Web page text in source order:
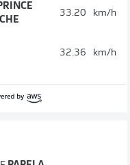
33.20 km/h
32.36 km/h